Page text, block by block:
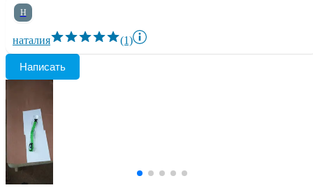
Н
наталия (1)
Написать